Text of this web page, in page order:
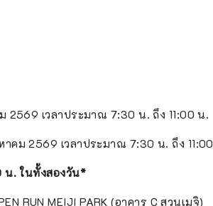
2569 เวลาประมาณ 7:30 น. ถึง 11:00 น.
คม 2569 เวลาประมาณ 7:30 น. ถึง
น. ในทั้งสองวัน*
RUN MEIJI PARK (อาคาร C สวนเมจิ)